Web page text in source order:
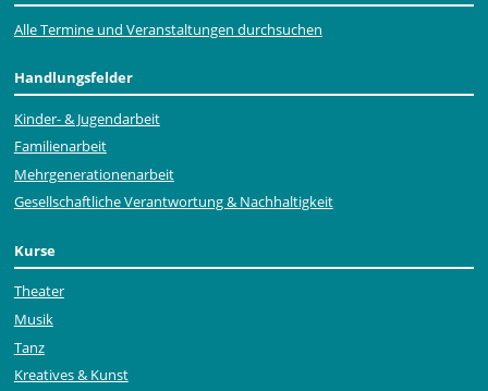
Alle Termine und Veranstaltungen durchsuchen
Handlungsfelder
Kinder- & Jugendarbeit
Familienarbeit
Mehr­generationen­arbeit
Gesellschaftliche Verantwortung & Nachhaltigkeit
Kurse
Theater
Musik
Tanz
Kreatives & Kunst